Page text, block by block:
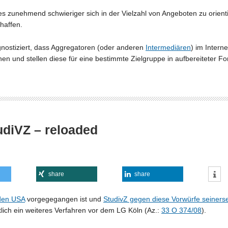
zunehmend schwieriger sich in der Vielzahl von Angeboten zu
dass Aggregatoren (oder anderen Intermediären) im
und stellen diese für eine bestimmte Zielgruppe in aufbereiteter
– reloaded
share share
USAvorgegegangen ist und StudivZ gegen diese Vorwürfe
ein weiteres Verfahren vor dem LG Köln (Az.: 33 O 374/08).